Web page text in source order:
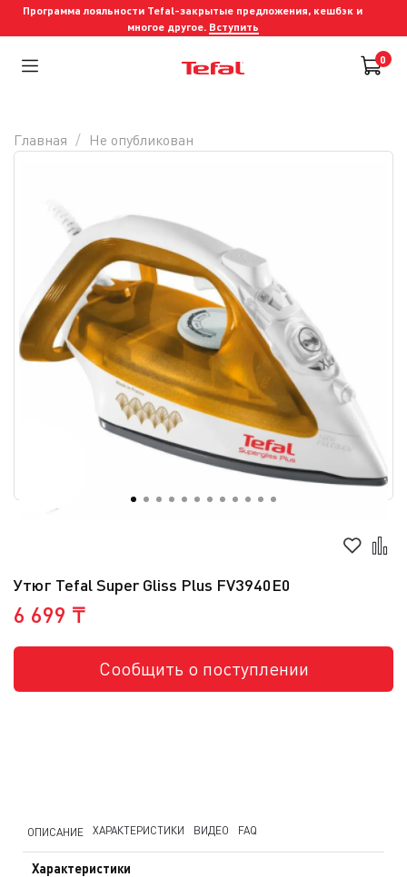
Программа лояльности Tefal-закрытые предложения, кешбэк и
многое другое. Вступить
0
Утюг Tefal Super Gliss Plus FV3940E0
6 699 ₸
Сообщить о поступлении
Главная Не опубликован
ОПИСАНИЕ ХАРАКТЕРИСТИКИ ВИДЕО FAQ
Характеристики